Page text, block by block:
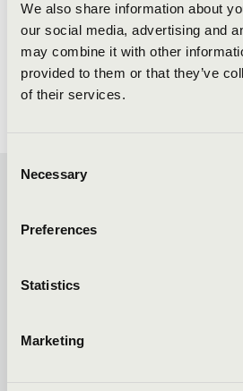
We also share information about
our social media, advertising and
may combine it with other
provided to them or that they’ve
of their services.
Selection
Necessary
Preferences
Statistics
Marketing
FILHARMÓNIA
EGER - TOVÁBBI
KONCERTEK